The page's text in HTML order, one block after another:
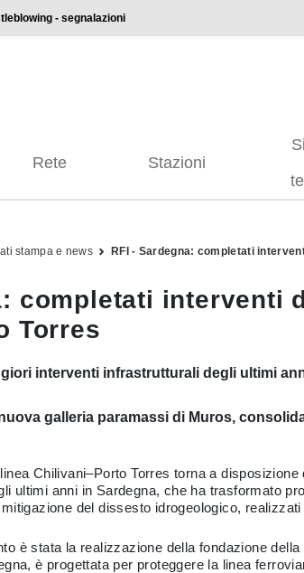
- segnalazioni
Rete Stazioni
stampa e news RFI - Sardegna: completati
completati interventi
Torres
interventi infrastrutturali degli ultimi
galleria paramassi di Muros,
Chilivani–Porto Torres torna a
ultimi anni in Sardegna, che ha trasformato
del dissesto idrogeologico,
è stata la realizzazione della fondazione
è progettata per proteggere la linea